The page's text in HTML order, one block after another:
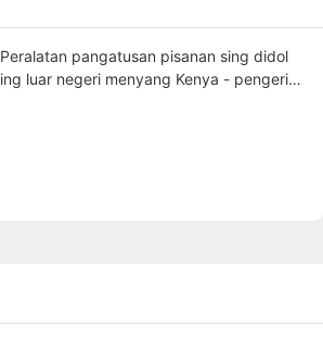
Peralatan pangatusan pisanan sing didol
ing luar negeri menyang Kenya - pengering